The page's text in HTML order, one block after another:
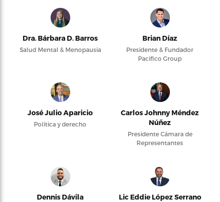
Dra. Bárbara D. Barros
Salud Mental & Menopausia
Brian Díaz
Presidente & Fundador
Pacifico Group
José Julio Aparicio
Política y derecho
Carlos Johnny Méndez
Núñez
Presidente Cámara de
Representantes
Dennis Dávila Lic Eddie López Serrano